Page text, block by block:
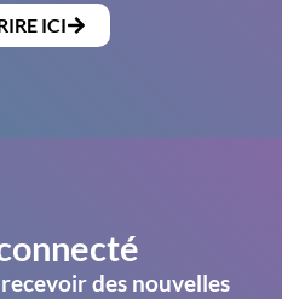
ICI
des nouvelles